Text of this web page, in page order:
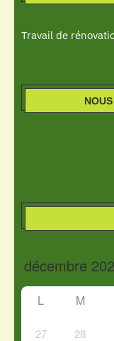
Travail de
L M
27 28